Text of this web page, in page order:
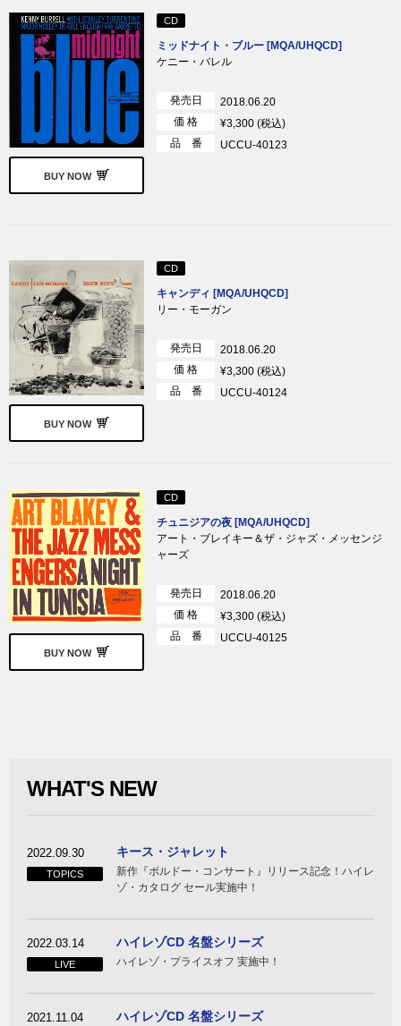
BUY NOW
CD
ミッドナイト・ブルー [MQA/UHQCD]
ケニー・バレル
発売日
2018.06.20
価 格
¥3,300 (税込)
品 番
UCCU-40123
BUY NOW
CD
キャンディ [MQA/UHQCD]
リー・モーガン
発売日
2018.06.20
価 格
¥3,300 (税込)
品 番
UCCU-40124
BUY NOW
CD
チュニジアの夜 [MQA/UHQCD]
アート・ブレイキー＆ザ・ジャズ・メッセンジ
ャーズ
発売日
2018.06.20
価 格
¥3,300 (税込)
品 番
UCCU-40125
WHAT'S NEW
2022.09.30
TOPICS
キース・ジャレット
新作『ボルドー・コンサート』リリース記念！ハイレ
ゾ・カタログ セール実施中！
2022.03.14
LIVE
ハイレゾCD 名盤シリーズ
ハイレゾ・プライスオフ 実施中！
2021.11.04 ハイレゾCD 名盤シリーズ